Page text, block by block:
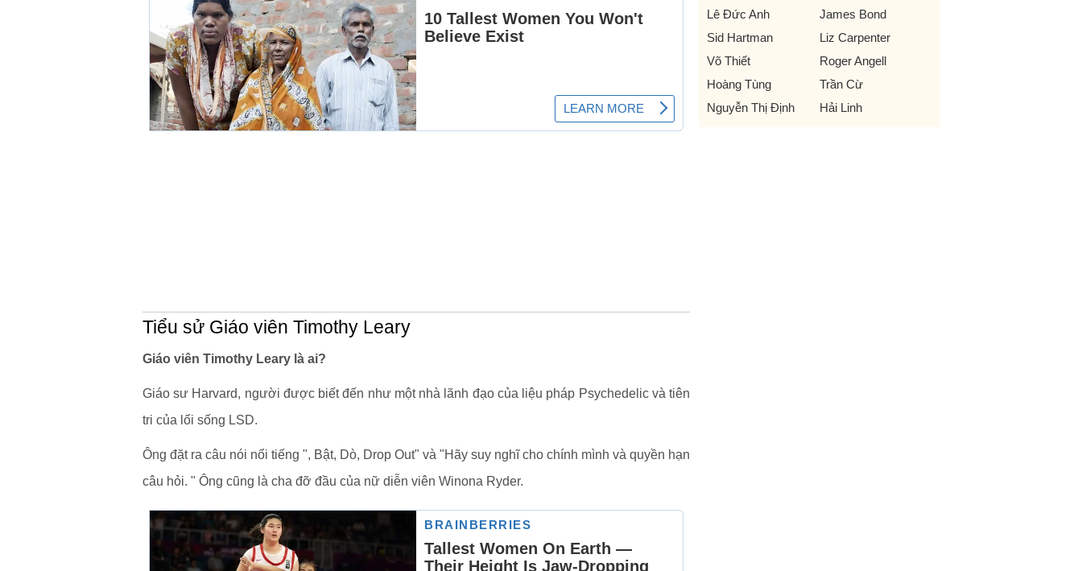
Tiểu sử Giáo viên Timothy Leary
Giáo viên Timothy Leary là ai?
Giáo sư Harvard, người được biết đến như một nhà lãnh đạo của liệu pháp Psychedelic và tiên
tri của lối sống LSD.
Ông đặt ra câu nói nổi tiếng ", Bật, Dò, Drop Out" và "Hãy suy nghĩ cho chính mình và quyền hạn
câu hỏi. " Ông cũng là cha đỡ đầu của nữ diễn viên Winona Ryder.
Lê Đức Anh
James Bond
Sid Hartman
Liz Carpenter
Võ Thiết
Roger Angell
Hoàng Tùng
Trần Cừ
Nguyễn Thị Định
Hải Linh